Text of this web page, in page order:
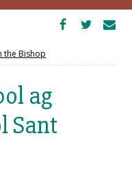
the Bishop
ag
Sant